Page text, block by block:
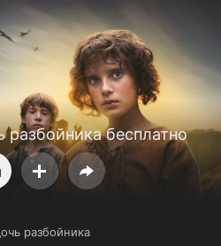
бесплатно
разбойника
соглашение
Для партнёров
промокод
каналы Контакты